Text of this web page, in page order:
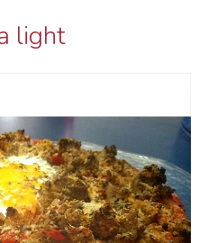
light